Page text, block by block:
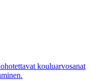
kouluarvosanat